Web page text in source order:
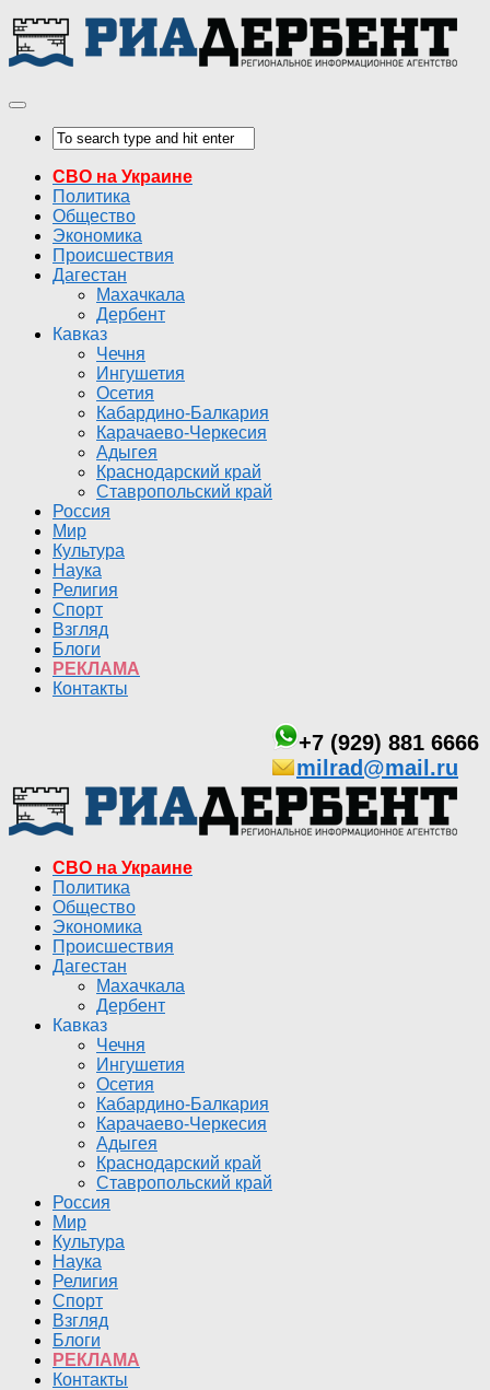
СВО на Украине
Политика
Общество
Экономика
Происшествия
Дагестан
Махачкала
Дербент
Кавказ
Чечня
Ингушетия
Осетия
Кабардино-Балкария
Карачаево-Черкесия
Адыгея
Краснодарский край
Ставропольский край
Россия
Мир
Культура
Наука
Религия
Спорт
Взгляд
Блоги
РЕКЛАМА
Контакты
+7 (929) 881 6666
milrad@mail.ru
СВО на Украине
Политика
Общество
Экономика
Происшествия
Дагестан
Махачкала
Дербент
Кавказ
Чечня
Ингушетия
Осетия
Кабардино-Балкария
Карачаево-Черкесия
Адыгея
Краснодарский край
Ставропольский край
Россия
Мир
Культура
Наука
Религия
Спорт
Взгляд
Блоги
РЕКЛАМА
Контакты